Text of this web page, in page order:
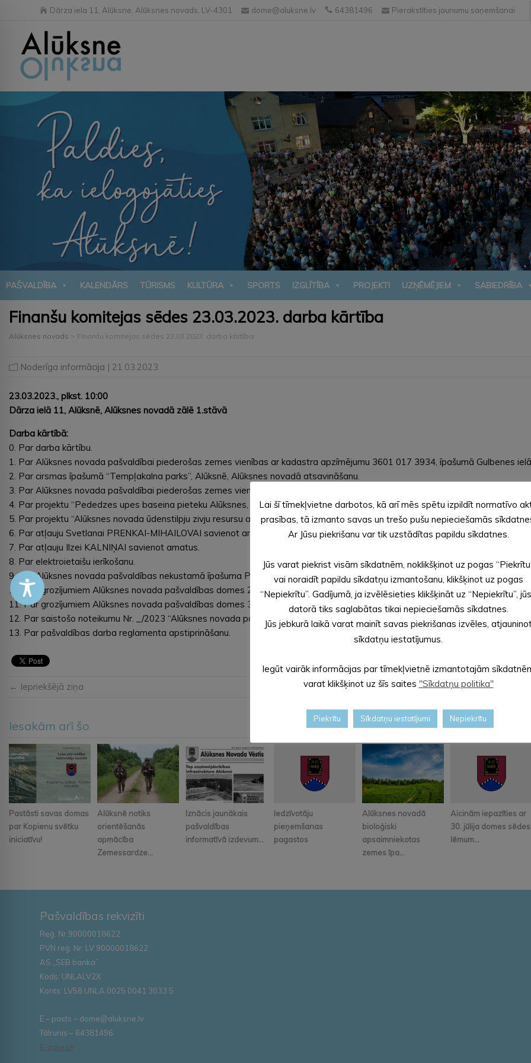
Dārza iela 11, Alūksne, Alūksnes novads, LV-4301 dome@aluksne.lv 64381496 Pierakstīties jaunumu saņemšanai
PAŠVALDĪBA KALENDĀRS TŪRISMS KULTŪRA SPORTS IZGLĪTĪBA PROJEKTI UZŅĒMĒJIEM SABIEDRĪBA
Finanšu komitejas sēdes 23.03.2023. darba kārtība
Alūksnes novads > Finanšu komitejas sēdes 23.03.2023. darba kārtība
Noderīga informācija | 21.03.2023
23.03.2023., plkst. 10:00
Dārza ielā 11, Alūksnē, Alūksnes novadā zālē 1.stāvā
Darba kārtībā:
0. Par darba kārtību.
1. Par Alūksnes novada pašvaldībai piederošas zemes vienības ar kadastra apzīmējumu 3601 017 3934, īpašumā Gulbenes
2. Par cirsmas īpašumā “Tempļakalna parks”, Alūksnē, Alūksnes novadā atsavināšanu.
3. Par Alūksnes novada pašvaldībai piederošas zemes vienības ar kadastra apzīmējumu 3601 039 6098, īpašumā Dzegužu
4. Par projektu “Pededzes upes baseina pieteku Alūksnes, Ievednes un Paparzes kvalitātes novērtējums”.
5. Par projektu “Alūksnes novada ūdenstilpju zivju resursu aizsardzībai sniega motocikla iegāde”.
6. Par atļauju Svetlanai PRENKAI-MIHAILOVAI savienot amatus.
7. Par atļauju Ilzei KALNIŅAI savienot amatus.
8. Par elektroietaišu ierīkošanu.
9. Par Alūksnes novada pašvaldības nekustamā īpašuma Pils ielā 74, Alūksnē, Alūksnes novadā daļas iznomāšanu.
10. Par grozījumiem Alūksnes novada pašvaldības domes 26.01.2023. lēmumā Nr.14 “Par amata vietām un atlīdzību Alūksnes
11. Par grozījumiem Alūksnes novada pašvaldības domes 30.05.2022. lēmumā Nr. 228 “Par amata vietām un atlīdzību
12. Par saistošo noteikumu Nr. _/2023 “Alūksnes novada pašvaldības nolikums ” izdošanu
13. Par pašvaldības darba reglamenta apstiprināšanu.
← Iepriekšējā ziņa
Iesakām arī šo
Pastāsti savas domas
par Kopienu svētku
iniciatīvu!
Alūksnē notiks
orientēšanās
apmācība
Zemessardze...
Iznācis jaunākais
pašvaldības
informatīvā izdevum...
Iedzīvotāju
pieņemšanas
pagastos
Alūksnes novadā
bioloģiski
apsaimniekotas
zemes īpa...
Aicinām iepazīties ar
30. jūlija domes sēdes
lēmum...
Pašvaldības rekvizīti
Reģ. Nr.90000018622
PVN reģ. Nr. LV 90000018622
AS „SEB banka”
Kods: UNLALV2X
Konts: LV58 UNLA 0025 0041 3033 5
E – pasts – dome@aluksne.lv
Tālrunis – 64381496
E-adrese
Lai šī tīmekļvietne darbotos, kā arī mēs spētu izpildīt normatīvo
prasības, tā izmanto savas un trešo pušu nepieciešamās
Ar Jūsu piekrišanu var tik uzstādītas papildu sīkdatnes.
Jūs varat piekrist visām sīkdatnēm, noklikšķinot uz pogas
vai noraidīt papildu sīkdatņu izmantošanu, klikšķinot uz pogas
“Nepiekrītu”. Gadījumā, ja izvēlēsieties klikšķināt uz “Nepiekrītu”,
datorā tiks saglabātas tikai nepieciešamās sīkdatnes.
Jūs jebkurā laikā varat mainīt savas piekrišanas izvēles,
sīkdatņu iestatījumus.
Iegūt vairāk informācijas par tīmekļvietnē izmantotajām
varat klikšķinot uz šīs saites "Sīkdatņu politika"
Piekrītu Sīkdatņu iestatījumi Nepiekrītu